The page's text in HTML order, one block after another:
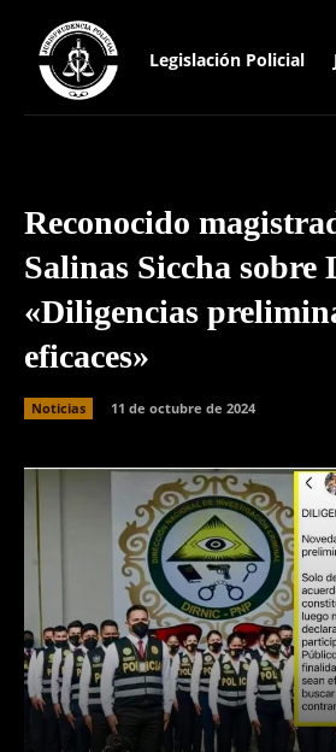
Legislación Policial
Reconocido
Salinas Siccha sobre
«Diligencias
eficaces»
Noticias 11 de octubre de 2024